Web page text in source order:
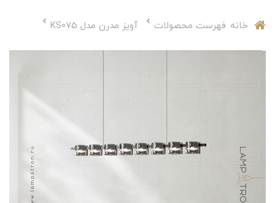
خانه فهرست محصولات آویز مدرن مدل KS075